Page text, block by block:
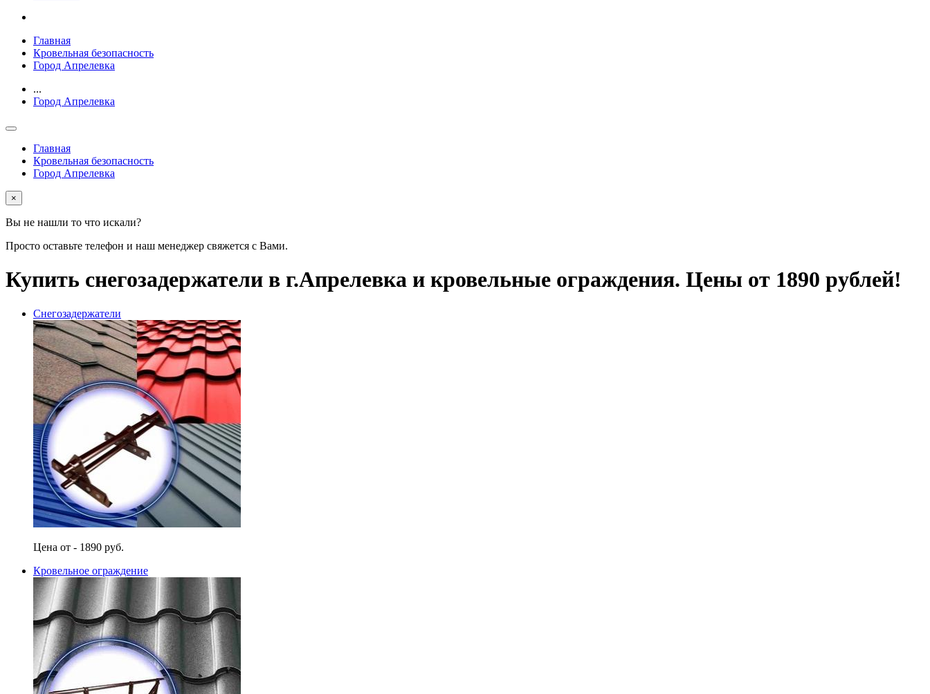
Главная
Кровельная безопасность
Город Апрелевка
...
Город Апрелевка
Главная
Кровельная безопасность
Город Апрелевка
×
Вы не нашли то что искали?
Просто оставьте телефон и наш менеджер свяжется с Вами.
Купить снегозадержатели в г.Апрелевка и кровельные ограждения. Цены от 1890 рублей!
Снегозадержатели
Цена от - 1890 руб.
Кровельное ограждение